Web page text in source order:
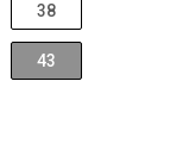
38
43